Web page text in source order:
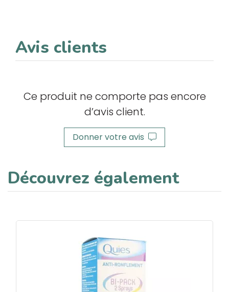
Avis clients
Ce produit ne comporte pas encore
d’avis client.
Donner votre avis
Découvrez également